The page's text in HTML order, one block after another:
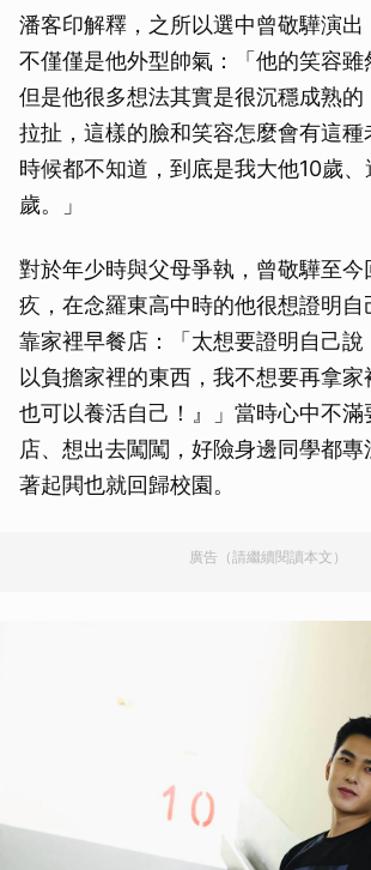
潘客印解釋，之所以選中曾敬驊演出
不僅僅是他外型帥氣：「他的笑容雖
但是他很多想法其實是很沉穩成熟
拉扯，這樣的臉和笑容怎麼會有這
時候都不知道，到底是我大他10歲
歲。」
對於年少時與父母爭執，曾敬驊至
疚，在念羅東高中時的他很想證明自
靠家裡早餐店：「太想要證明自己
以負擔家裡的東西，我不想要再拿
也可以養活自己！』」當時心中不滿
店、想出去闖闖，好險身邊同學都
著起閧也就回歸校園。
廣告（請繼續閱讀本文）